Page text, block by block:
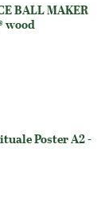
BALL MAKER
wood
Poster A2 -